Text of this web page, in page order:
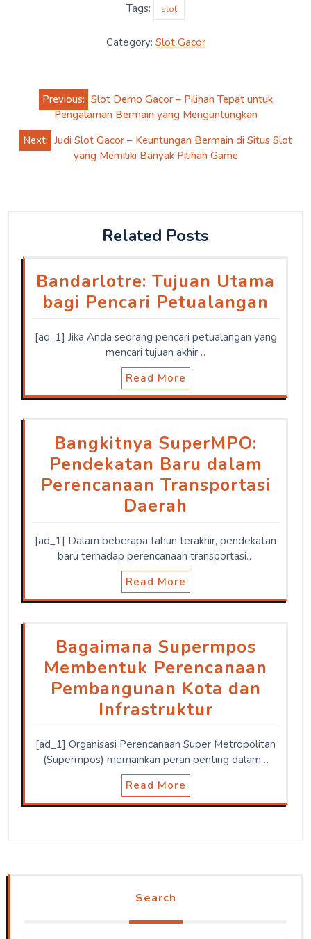
Tags: slot
Category: Slot Gacor
Post
navigation
Previous: Slot Demo Gacor – Pilihan Tepat untuk
Pengalaman Bermain yang Menguntungkan
Next: Judi Slot Gacor – Keuntungan Bermain di Situs Slot
yang Memiliki Banyak Pilihan Game
Related Posts
Bandarlotre: Tujuan Utama
bagi Pencari Petualangan
[ad_1] Jika Anda seorang pencari petualangan yang
mencari tujuan akhir…
Read More
Bangkitnya SuperMPO:
Pendekatan Baru dalam
Perencanaan Transportasi
Daerah
[ad_1] Dalam beberapa tahun terakhir, pendekatan
baru terhadap perencanaan transportasi…
Read More
Bagaimana Supermpos
Membentuk Perencanaan
Pembangunan Kota dan
Infrastruktur
[ad_1] Organisasi Perencanaan Super Metropolitan
(Supermpos) memainkan peran penting dalam…
Read More
Search